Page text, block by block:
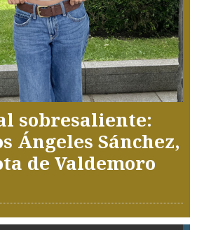
sobresaliente:
Ángeles Sánchez,
de Valdemoro